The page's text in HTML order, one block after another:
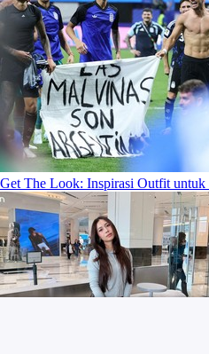
Get The Look: Inspirasi Outfit